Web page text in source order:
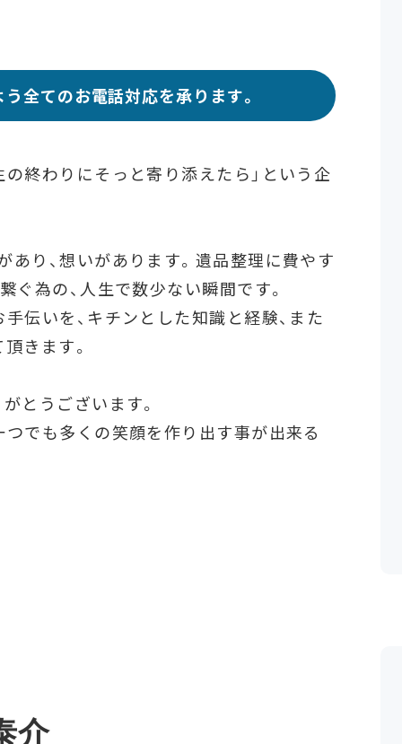
全てのお電話対応を承ります。
終わりにそっと寄り添えたら」という企
あり、想いがあります。遺品整理に費やす
ぐ為の、人生で数少ない瞬間です。
伝いを、キチンとした知識と経験、また
きます。
とうございます。
つでも多くの笑顔を作り出す事が出来る
介